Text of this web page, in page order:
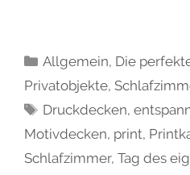
Allgemein, Die
Privatobjekte,
Druckdecken,
Motivdecken, print,
Schlafzimmer, Tag des